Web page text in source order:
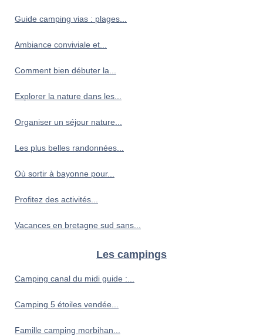
Guide camping vias : plages...
Ambiance conviviale et...
Comment bien débuter la...
Explorer la nature dans les...
Organiser un séjour nature...
Les plus belles randonnées...
Où sortir à bayonne pour...
Profitez des activités...
Vacances en bretagne sud sans...
Les campings
Camping canal du midi guide :...
Camping 5 étoiles vendée...
Famille camping morbihan...